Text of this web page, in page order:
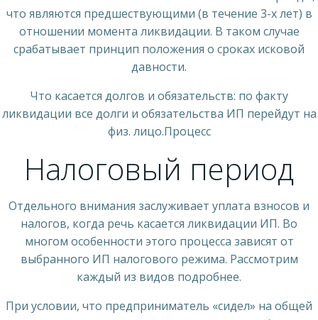
что являются предшествующими (в течение 3-х лет) в
отношении момента ликвидации. В таком случае
срабатывает принцип положения о сроках исковой
давности.
Что касается долгов и обязательств: по факту
ликвидации все долги и обязательства ИП перейдут на
физ. лицо.Процесс
Налоговый период
Отдельного внимания заслуживает уплата взносов и
налогов, когда речь касается ликвидации ИП. Во
многом особенности этого процесса зависят от
выбранного ИП налогового режима. Рассмотрим
каждый из видов подробнее.
При условии, что предприниматель «сидел» на общей